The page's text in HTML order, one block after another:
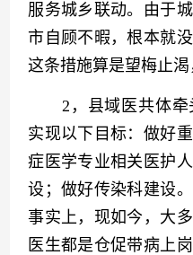
服务城乡联动。由于
市自顾不暇，根本就
这条措施算是望梅止渴
2，县域医共体牵
实现以下目标：做好
症医学专业相关医护
设；做好传染科建设
事实上，现如今，大
医生都是仓促带病上